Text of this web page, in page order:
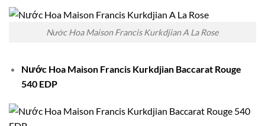
Nước Hoa Maison Francis Kurkdjian A La Rose
Nước Hoa Maison Francis Kurkdjian Baccarat Rouge
540 EDP